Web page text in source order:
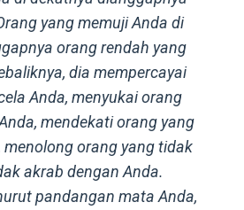
yang memuji Anda di
orang rendah yang
dia mempercayai
Anda, menyukai orang
mendekati orang yang
menolong orang yang tidak
akrab dengan Anda.
pandangan mata Anda,